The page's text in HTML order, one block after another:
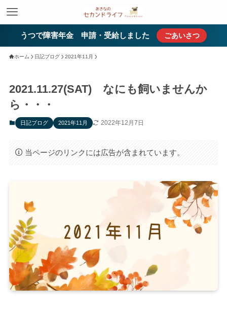
うつで障害年金 申請・受給しました ごあいさつ
ホーム 日記ブログ 2021年11月
2021.11.27(SAT) なにも飼いませんか
ら・・・
日記ブログ 2021年11月 2022年12月7日
当ページのリンクには広告が含まれています。